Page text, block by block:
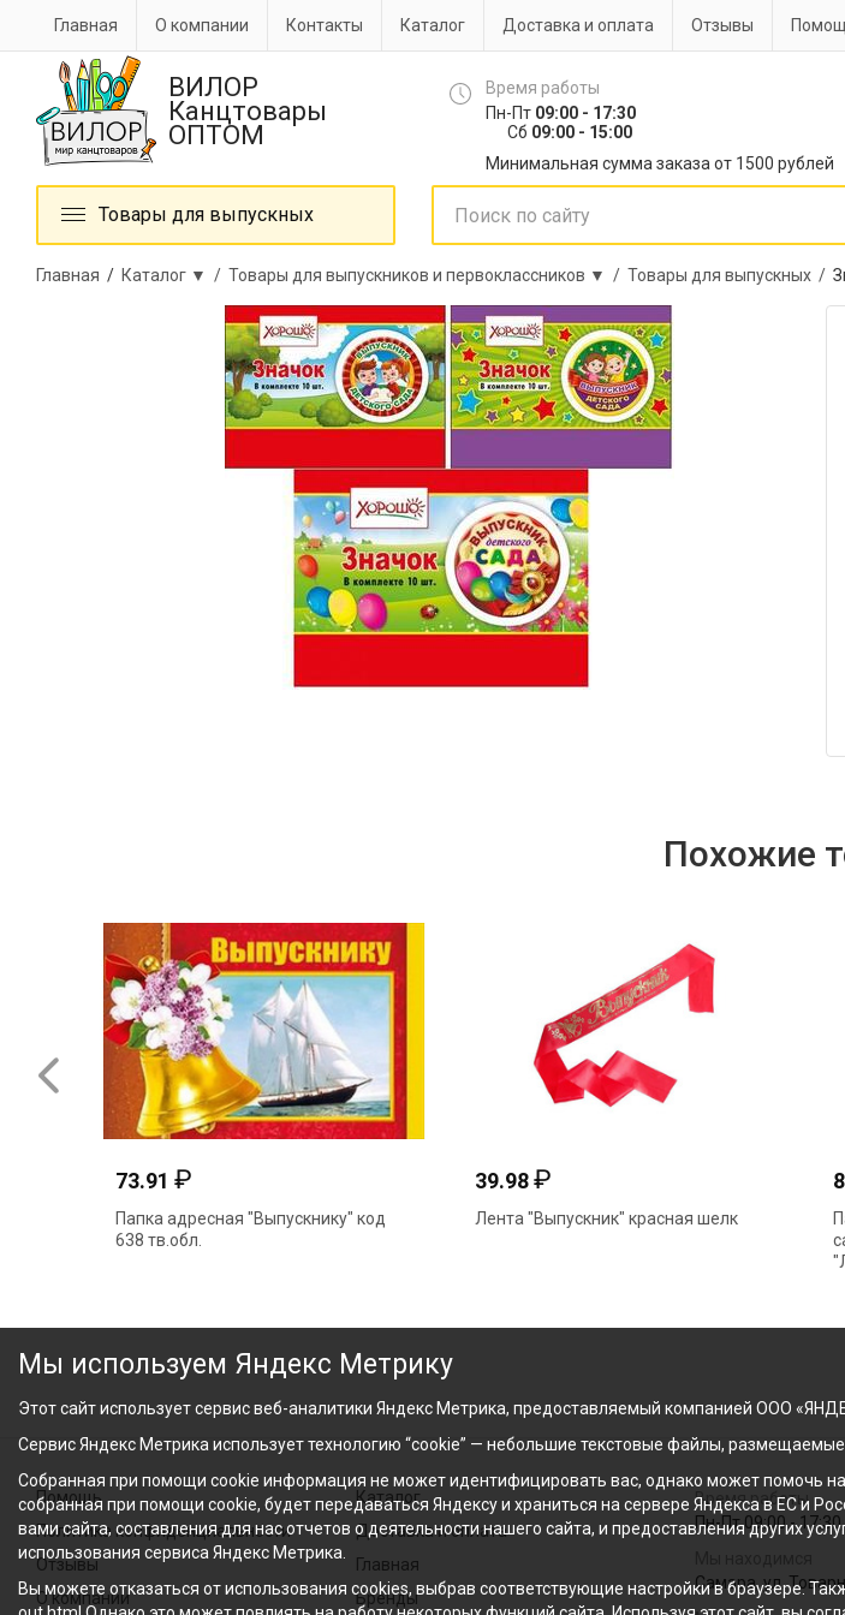
Главная О компании Контакты Каталог Доставка и оплата Отзывы
ВИЛОР
Канцтовары
ОПТОМ
Время работы
Пн-Пт 09:00 - 17:30
Сб 09:00 - 15:00
Минимальная сумма заказа от 1500 рублей
Товары для выпускных
Главная / Каталог ▼ / Товары для выпускников и первоклассников ▼ / Товары для выпускных /
Похожие
73.91 ₽
Папка адресная "Выпускнику" код
638 тв.обл.
39.98₽
Лента "Выпускник" красная шелк
Помощь
Политика конфиденциальности
Отзывы
О компании
Каталог
Доставка и оплата
Главная
Бренды
Время работы
Пн-Пт 09:00 -
Самара, ул.
Мы используем Яндекс Метрику
Этот сайт использует сервис веб-аналитики Яндекс Метрика, предоставляемый компанией ООО
Сервис Яндекс Метрика использует технологию “cookie” — небольшие текстовые файлы,
Собранная при помощи cookie информация не может идентифицировать вас, однако может помочь
собранная при помощи cookie, будет передаваться Яндексу и храниться на сервере Яндекса в ЕС и
вами сайта, составления для нас отчетов о деятельности нашего сайта, и предоставления других
использования сервиса Яндекс Метрика.
Вы можете отказаться от использования cookies, выбрав соответствующие настройки в браузере.